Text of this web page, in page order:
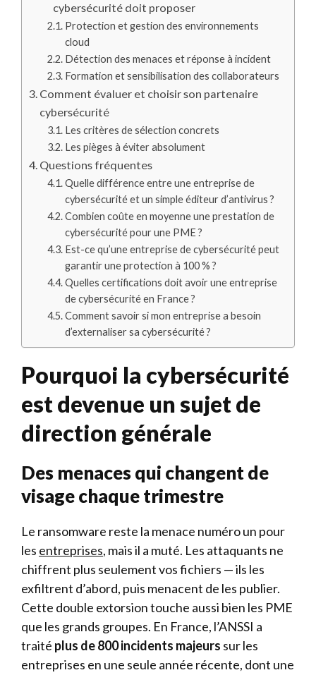
cybersécurité doit proposer
Protection et gestion des environnements
cloud
Détection des menaces et réponse à incident
Formation et sensibilisation des collaborateurs
Comment évaluer et choisir son partenaire
cybersécurité
Les critères de sélection concrets
Les pièges à éviter absolument
Questions fréquentes
Quelle différence entre une entreprise de
cybersécurité et un simple éditeur d’antivirus ?
Combien coûte en moyenne une prestation de
cybersécurité pour une PME ?
Est-ce qu’une entreprise de cybersécurité peut
garantir une protection à 100 % ?
Quelles certifications doit avoir une entreprise
de cybersécurité en France ?
Comment savoir si mon entreprise a besoin
d’externaliser sa cybersécurité ?
Pourquoi la cybersécurité
est devenue un sujet de
direction générale
Des menaces qui changent de
visage chaque trimestre
Le ransomware reste la menace numéro un pour
les entreprises, mais il a muté. Les attaquants ne
chiffrent plus seulement vos fichiers — ils les
exfiltrent d’abord, puis menacent de les publier.
Cette double extorsion touche aussi bien les PME
que les grands groupes. En France, l’ANSSI a
traité plus de 800 incidents majeurs sur les
entreprises en une seule année récente, dont une